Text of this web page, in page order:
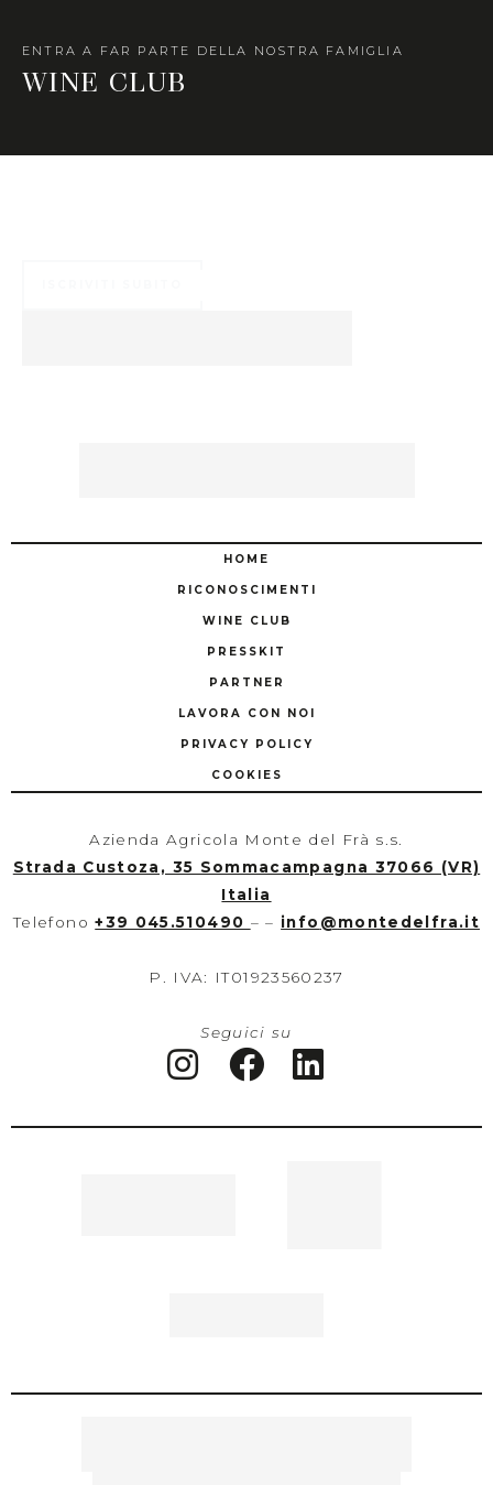
ENTRA A FAR PARTE DELLA NOSTRA FAMIGLIA
WINE CLUB
HOME
RICONOSCIMENTI
WINE CLUB
PRESSKIT
PARTNER
LAVORA CON NOI
PRIVACY POLICY
COOKIES
Azienda Agricola Monte del Frà s.s.
Strada Custoza, 35 Sommacampagna 37066 (VR)
Italia
Telefono+39 045.510490 – – info @montedelfra.it
P. IVA: IT01923560237
Seguici su